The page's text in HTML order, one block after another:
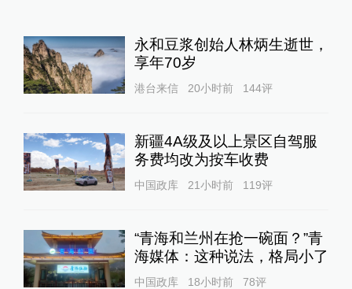
永和豆浆创始人林炳生逝世，
享年70岁
港台来信 20小时前 144评
新疆4A级及以上景区自驾服
务费均改为按车收费
中国政库 21小时前 119评
“青海和兰州在抢一碗面？”青
海媒体：这种说法，格局小了
中国政库 18小时前 78评